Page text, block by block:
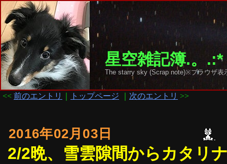
星空雑記簿.。
The starry sky (Scrap note)※ブラウザ
<< 前のエントリ トップページ 次のエントリ >>
2016年02月03日
2/2晩、雪雲隙間からカタリ